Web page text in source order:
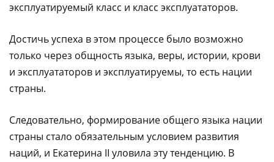
эксплуатируемый класс и класс эксплуататоров.
Достичь успеха в этом процессе было возможно
только через общность языка, веры, истории, крови
и эксплуататоров и эксплуатируемы, то есть нации
страны.
Следовательно, формирование общего языка нации
страны стало обязательным условием развития
наций, и Екатерина II уловила эту тенденцию. В